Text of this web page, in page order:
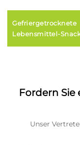
Gefriergetrocknete
Lebensmittel-
Fordern Sie
Unser